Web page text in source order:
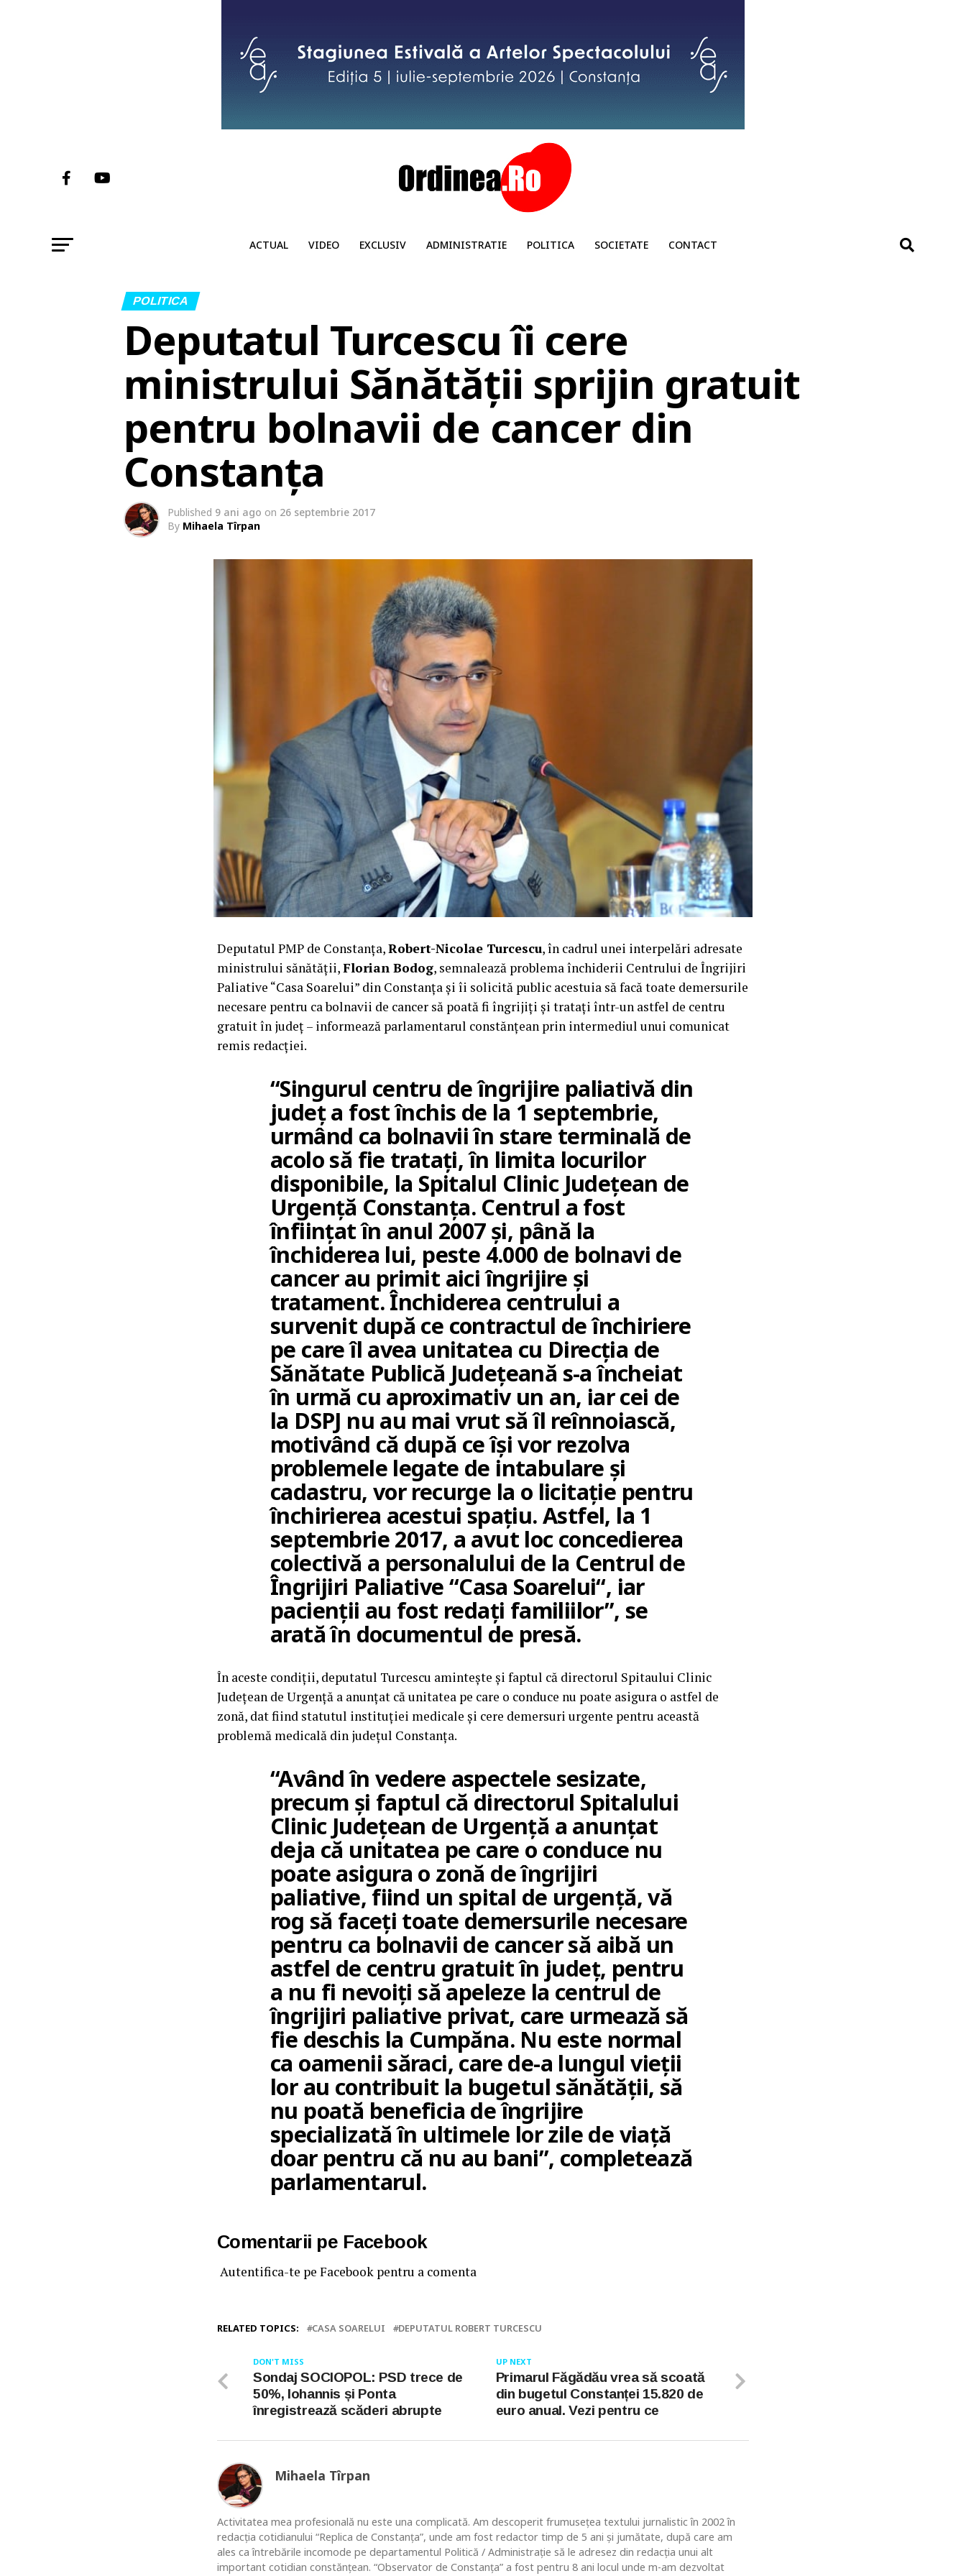
ACTUAL VIDEO EXCLUSIV ADMINISTRATIE POLITICA SOCIETATE CONTACT
POLITICA
Deputatul Turcescu îi cere
ministrului Sănătății sprijin gratuit
pentru bolnavii de cancer din
Constanța
Published 9 ani ago on 26 septembrie 2017
By Mihaela Tîrpan
Deputatul PMP de Constanța,Robert-Nicolae Turcescu, în cadrul unei interpelări adresate
ministrului sănătății,Florian Bodog, semnalează problema închiderii Centrului de Îngrijiri
Paliative “Casa Soarelui” din Constanța și îi solicită public acestuia să facă toate demersurile
necesare pentru ca bolnavii de cancer să poată fi îngrijiți și tratați într-un astfel de centru
gratuit în județ – informează parlamentarul constănțean prin intermediul unui comunicat
remis redacției.
“Singurul centru de îngrijire paliativă din
județ a fost închis de la 1 septembrie,
urmând ca bolnavii în stare terminală de
acolo să fie tratați, în limita locurilor
disponibile, la Spitalul Clinic Județean de
Urgență Constanța. Centrul a fost
înființat în anul 2007 și, până la
închiderea lui, peste 4.000 de bolnavi de
cancer au primit aici îngrijire și
tratament. Închiderea centrului a
survenit după ce contractul de închiriere
pe care îl avea unitatea cu Direcția de
Sănătate Publică Județeană s-a încheiat
în urmă cu aproximativ un an, iar cei de
la DSPJ nu au mai vrut să îl reînnoiască,
motivând că după ce își vor rezolva
problemele legate de intabulare și
cadastru, vor recurge la o licitație pentru
închirierea acestui spațiu. Astfel, la 1
septembrie 2017, a avut loc concedierea
colectivă a personalului de la Centrul de
Îngrijiri Paliative “Casa Soarelui“, iar
pacienții au fost redați familiilor”, se
arată în documentul de presă.
În aceste condiții, deputatul Turcescu amintește și faptul că directorul Spitaului Clinic
Județean de Urgență a anunțat că unitatea pe care o conduce nu poate asigura o astfel de
zonă, dat fiind statutul instituției medicale și cere demersuri urgente pentru această
problemă medicală din județul Constanța.
“Având în vedere aspectele sesizate,
precum și faptul că directorul Spitalului
Clinic Județean de Urgență a anunțat
deja că unitatea pe care o conduce nu
poate asigura o zonă de îngrijiri
paliative, fiind un spital de urgență, vă
rog să faceți toate demersurile necesare
pentru ca bolnavii de cancer să aibă un
astfel de centru gratuit în județ, pentru
a nu fi nevoiți să apeleze la centrul de
îngrijiri paliative privat, care urmează să
fie deschis la Cumpăna. Nu este normal
ca oamenii săraci, care de-a lungul vieții
lor au contribuit la bugetul sănătății, să
nu poată beneficia de îngrijire
specializată în ultimele lor zile de viață
doar pentru că nu au bani”, completează
parlamentarul.
Comentarii pe Facebook
Autentifica-te pe Facebook pentru a comenta
RELATED TOPICS: CASA SOARELUI DEPUTATUL ROBERT TURCESCU
UP NEXT
Primarul Făgădău vrea să scoată
din bugetul Constanței 15.820 de
euro anual. Vezi pentru ce
DON'T MISS
Sondaj SOCIOPOL: PSD trece de
50%, Iohannis și Ponta
înregistrează scăderi abrupte
Mihaela Tîrpan
Activitatea mea profesională nu este una complicată. Am descoperit frumusețea textului jurnalistic în 2002 în
redacția cotidianului “Replica de Constanța”, unde am fost redactor timp de 5 ani și jumătate, după care am
ales ca întrebările incomode pe departamentul Politică / Administrație să le adresez din redacția unui alt
important cotidian constănțean. “Observator de Constanța” a fost pentru 8 ani locul unde m-am dezvoltat